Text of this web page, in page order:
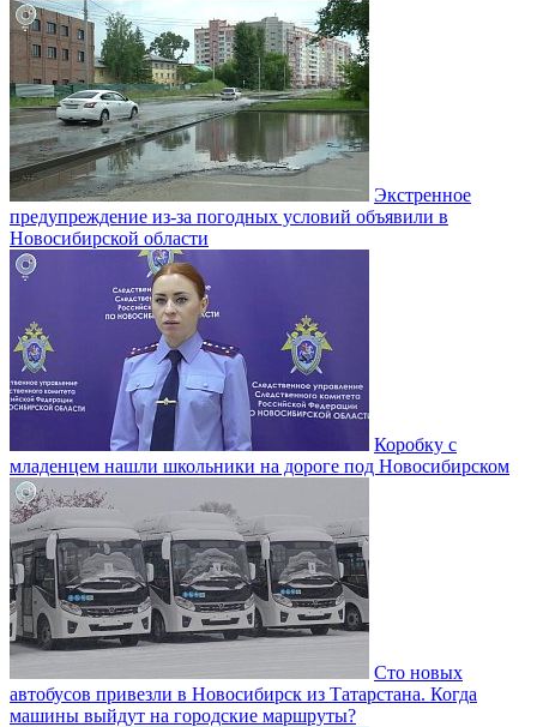
Экстренное
предупреждение из-за погодных условий объявили в
Новосибирской области
Коробку с
младенцем нашли школьники на дороге под Новосибирском
Сто новых
автобусов привезли в Новосибирск из Татарстана. Когда
машины выйдут на городские маршруты?